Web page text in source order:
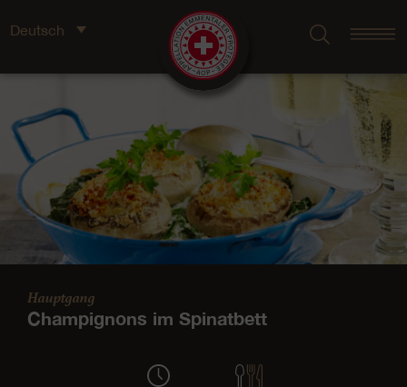
Deutsch
Hauptgang
Champignons im Spinatbett